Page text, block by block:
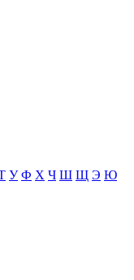
У Ф Х Ч Ш Щ Э Ю